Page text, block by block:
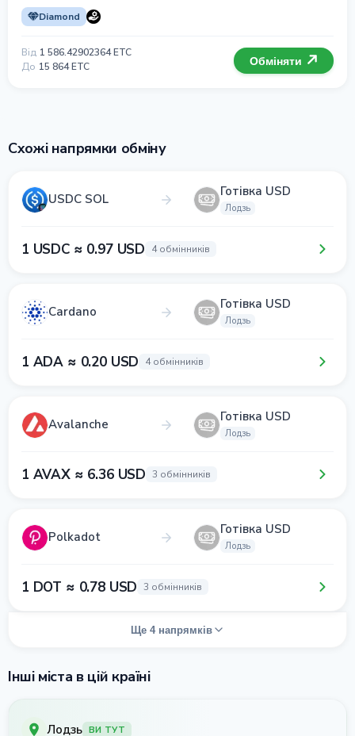
Diamond
Від 1 586.42902364 ETC
До 15 864 ETC Обміняти
Схожі напрямки обміну
USDC SOL Готівка USD
Лодзь
1 USDC ≈ 0.97 USD 4 обмінників
Cardano Готівка USD
Лодзь
1 ADA ≈ 0.20 USD 4 обмінників
Avalanche Готівка USD
Лодзь
1 AVAX ≈ 6.36 USD 3 обмінників
Polkadot Готівка USD
Лодзь
1 DOT ≈ 0.78 USD 3 обмінників
Ще 4 напрямків
Інші міста в цій країні
Лодзь ВИ ТУТ